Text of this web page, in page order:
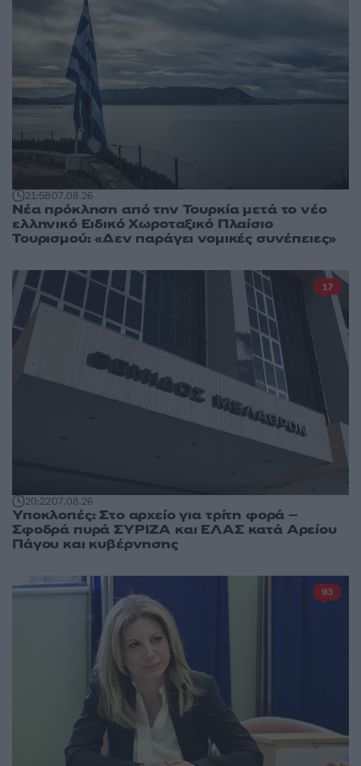
21:5807.08.26
Νέα πρόκληση από την Τουρκία μετά το νέο
ελληνικό Ειδικό Χωροταξικό Πλαίσιο
Τουρισμού: «Δεν παράγει νομικές συνέπειες»
20:2207.08.26
Υποκλοπές: Στο αρχείο για τρίτη φορά –
Σφοδρά πυρά ΣΥΡΙΖΑ και ΕΛΑΣ κατά Αρείου
Πάγου και κυβέρνησης
17
93